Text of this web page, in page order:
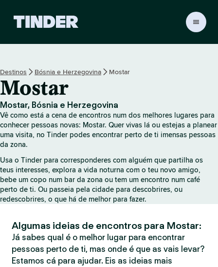
a
i
c
a
o
T
i
n
r
Destinos Bósnia e Herzegovina Mostar
Mostar
Mostar, Bósnia e Herzegovina
Vê como está a cena de encontros num dos melhores lugares para
conhecer pessoas novas: Mostar. Quer vivas lá ou estejas a planear
uma visita, no Tinder podes encontrar perto de ti imensas pessoas
da zona.
Usa o Tinder para corresponderes com alguém que partilha os
teus interesses, explora a vida noturna com o teu novo amigo,
bebe um copo num bar da zona ou tem um encontro num café
perto de ti. Ou passeia pela cidade para descobrires, ou
redescobrires, o que há de melhor para fazer.
Algumas ideias de encontros para Mostar:
Já sabes qual é o melhor lugar para encontrar
pessoas perto de ti, mas onde é que as vais levar?
Estamos cá para ajudar. Eis as ideias mais